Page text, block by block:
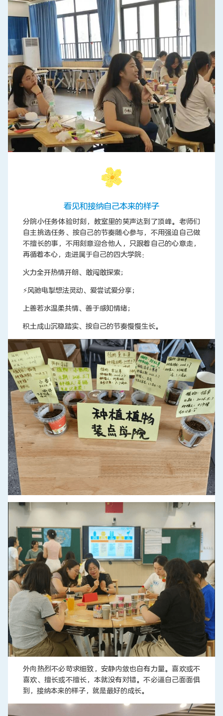
看见和接纳自己本来的样子
分院小任务体验时刻，教室里的笑声达到了顶峰。老师们
自主挑选任务、按自己的节奏随心参与，不用强迫自己做
不擅长的事，不用刻意迎合他人，只跟着自己的心意走，
再循着本心，走进属于自己的四大学院：
火力全开热情开朗、敢闯敢探索；
⚡风驰电掣想法灵动、爱尝试爱分享；
上善若水温柔共情、善于感知情绪；
积土成山沉稳踏实、按自己的节奏慢慢生长。
外向热烈不必苛求细致，安静内敛也自有力量。喜欢或不
喜欢、擅长或不擅长，本就没有对错。不必逼自己面面俱
到，接纳本来的样子，就是最好的成长。